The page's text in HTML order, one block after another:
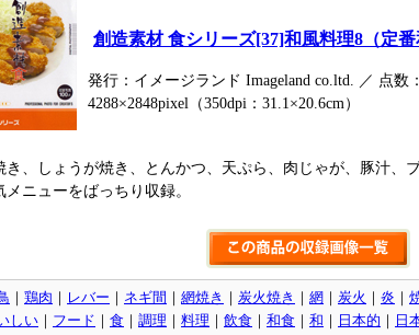
創造素材 食シリーズ[37]和風料理8（定番
発行：イメージランド Imageland co.ltd. ／ 点数
4288×2848pixel（350dpi：31.1×20.6cm）
き、しょうが焼き、とんかつ、天ぷら、肉じゃが、豚汁、
メニューをばっちり収録。
｜ 鶏肉 ｜ レバー ｜ ネギ間 ｜ 網焼き ｜ 炭火焼き ｜ 網 ｜ 炭火 ｜ 炎 ｜
しい ｜ フード ｜ 食 ｜ 調理 ｜ 料理 ｜ 飲食 ｜ 和食 ｜ 和 ｜ 日本的 ｜ 日